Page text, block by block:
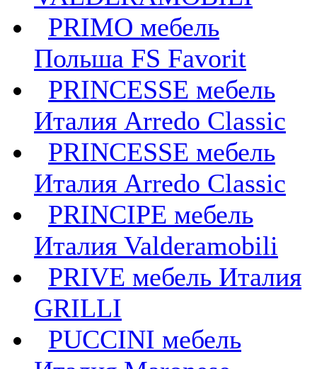
PRIMO мебель
Польша FS Favorit
PRINCESSE мебель
Италия Arredo Classic
PRINCESSE мебель
Италия Arredo Classic
PRINCIPE мебель
Италия Valderamobili
PRIVE мебель Италия
GRILLI
PUCCINI мебель